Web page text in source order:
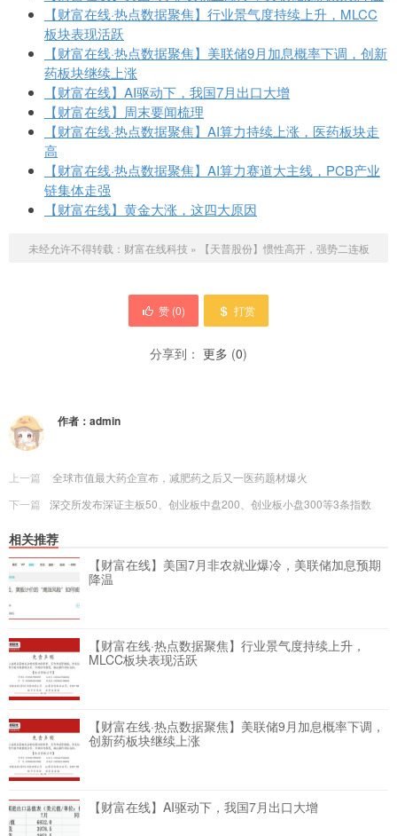
【财富在线·热点数据聚焦】行业景气度持续上升，MLCC
板块表现活跃
【财富在线·热点数据聚焦】美联储9月加息概率下调，创新
药板块继续上涨
【财富在线】AI驱动下，我国7月出口大增
【财富在线】周末要闻梳理
【财富在线·热点数据聚焦】AI算力持续上涨，医药板块走
高
【财富在线·热点数据聚焦】AI算力赛道大主线，PCB产业
链集体走强
【财富在线】黄金大涨，这四大原因
未经允许不得转载： 财富在线科技 » 【天普股份】惯性高开，强势二连板
赞 (0) 打赏
分享到： 更多 (0)
作者： admin
上一篇
全球市值最大药企宣布，减肥药之后又一医药题材爆火
下一篇
深交所发布深证主板50、创业板中盘200、创业板小盘300等3条指数
相关推荐
【财富在线】美国7月非农就业爆冷，美联储加息预期
降温
【财富在线·热点数据聚焦】行业景气度持续上升，
MLCC板块表现活跃
【财富在线·热点数据聚焦】美联储9月加息概率下调，
创新药板块继续上涨
【财富在线】AI驱动下，我国7月出口大增